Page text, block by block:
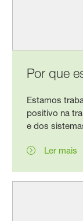
Por que
Estamos
positivo na
e dos
Ler mais